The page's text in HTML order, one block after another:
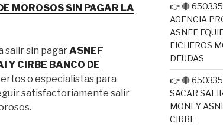
MOROSOS SIN PAGAR LA
salir sin pagarASNEF
Y CIRBE BANCO DE
o especialistas para
satisfactoriamente salir
👉 🔴
AGENCIA
ASNEF
FICHEROS
DEUDAS
👉 🔴
SACAR
MONEY
CIRBE